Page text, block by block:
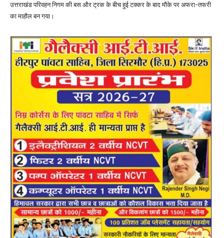
उत्तराखंड परिवहन निगम की बस और ट्रक के बीच हुई टक्कर के बाद मौके पर अफरा-तफरी
का माहौल बन गया।